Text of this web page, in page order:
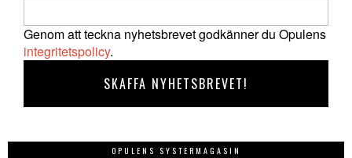
Genom att teckna nyhetsbrevet godkänner du Opulens
integritetspolicy.
OPULENS SYSTERMAGASIN